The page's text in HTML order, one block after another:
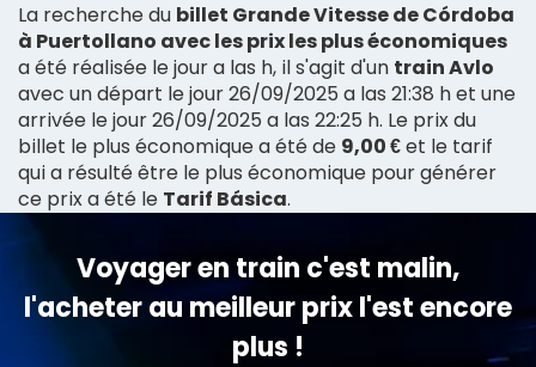
La recherche du billet Grande Vitesse de Córdoba
à Puertollano avec les prix les plus économiques
a été réalisée le jour a las h, il s'agit d'un train Avlo
avec un départ le jour 26/09/2025 a las 21:38 h et une
arrivée le jour 26/09/2025 a las 22:25 h. Le prix du
billet le plus économique a été de 9,00 €et le tarif
qui a résulté être le plus économique pour générer
ce prix a été le Tarif Básica.
Voyager en train c'est malin,
l'acheter au meilleur prix l'est encore
plus !